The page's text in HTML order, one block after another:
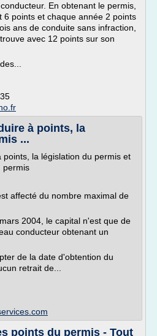
En obtenant le permis,
6 points et chaque année 2 points
ans de conduite sans infraction,
avec 12 points sur son
à points, la
...
la législation du permis et
permis
affecté du nombre maximal de
2004, le capital n'est que de
conducteur obtenant un
de la date d'obtention du
retrait de...
points du permis - Tout